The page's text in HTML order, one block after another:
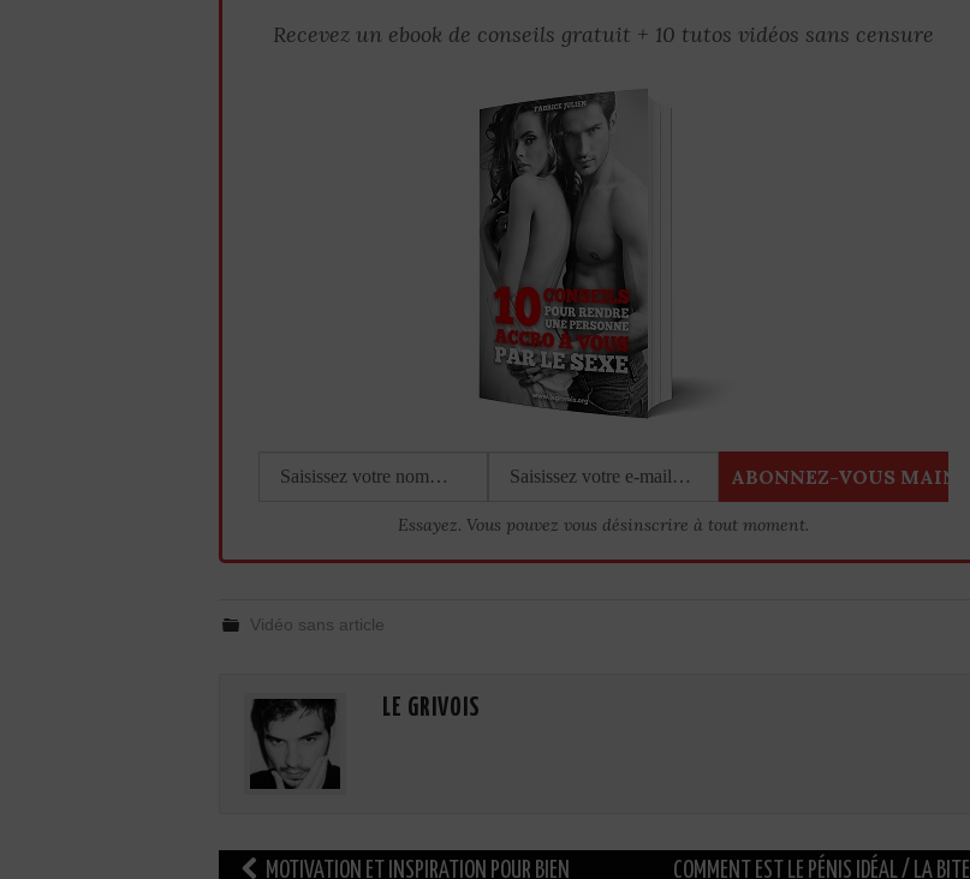
Recevez un ebook de conseils gratuit + 10 tutos vidéos sans censure
Essayez. Vous pouvez vous désinscrire à tout moment.
Vidéo sans article
LE GRIVOIS
Navigation
MOTIVATION ET INSPIRATION POUR BIEN COMMENT EST LE PÉNIS IDÉAL / LA BITE